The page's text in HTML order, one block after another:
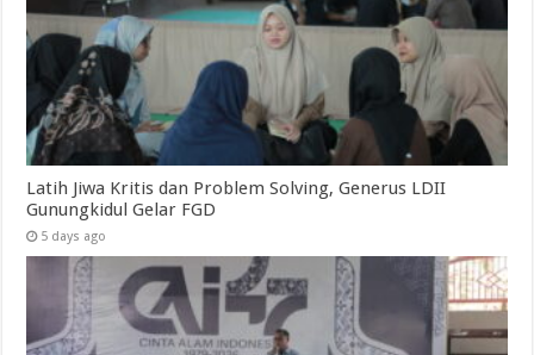
Latih Jiwa Kritis dan Problem Solving, Generus LDII
Gunungkidul Gelar FGD
5 days ago